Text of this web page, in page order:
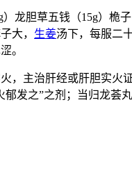
龙胆草五钱（15g）桅子
大， 生姜汤下，每服二
。
，主治肝经或肝胆实
发之”之剂；当归龙